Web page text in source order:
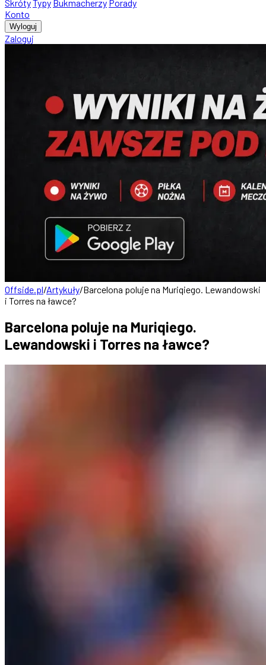
SkrótyTypy Bukmacherzy Porady
Konto
Wyloguj
Zaloguj
Offside.pl/Artykuły/Barcelona poluje na Muriqiego. Lewandowski
i Torres na ławce?
Barcelona poluje na Muriqiego.
Lewandowski i Torres na ławce?